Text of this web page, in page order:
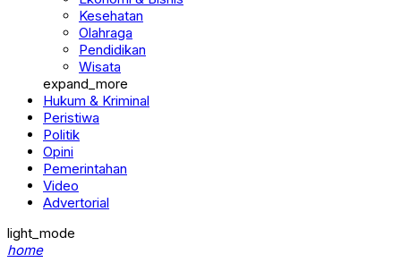
Kesehatan
Olahraga
Pendidikan
Wisata
expand_more
Hukum & Kriminal
Peristiwa
Politik
Opini
Pemerintahan
Video
Advertorial
light_mode
home